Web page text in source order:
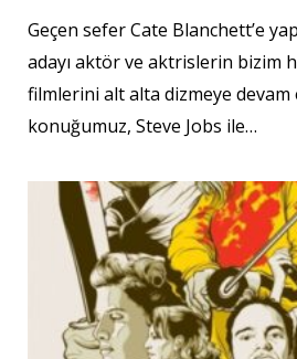
Geçen sefer Cate Blanchett’e
adayı aktör ve aktrislerin bizim
filmlerini alt alta dizmeye
konuğumuz, Steve Jobs ile…